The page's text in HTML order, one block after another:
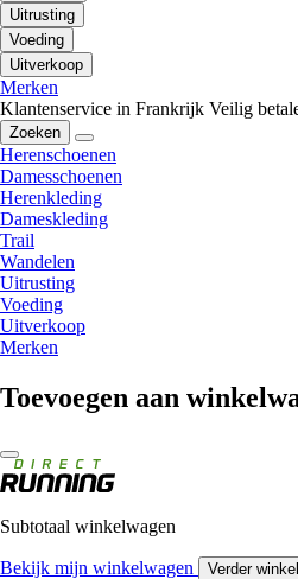
Uitrusting
Voeding
Uitverkoop
Merken
Klantenservice in Frankrijk Veilig
Zoeken
Herenschoenen
Damesschoenen
Herenkleding
Dameskleding
Trail
Wandelen
Uitrusting
Voeding
Uitverkoop
Merken
Toevoegen aan
Subtotaal winkelwagen
Bekijk mijn winkelwagen Verder